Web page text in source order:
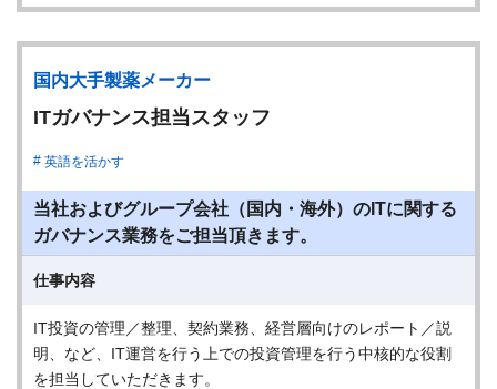
国内大手製薬メーカー
ITガバナンス担当スタッフ
英語を活かす
当社およびグループ会社（国内・海外）のITに関する
ガバナンス業務をご担当頂きます。
仕事内容
IT投資の管理／整理、契約業務、経営層向けのレポート／説
明、など、IT運営を行う上での投資管理を行う中核的な役割
を担当していただきます。